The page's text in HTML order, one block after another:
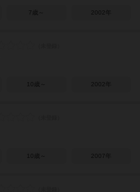
7歳～ 2002年
10歳～ 2002年
10歳～ 2007年